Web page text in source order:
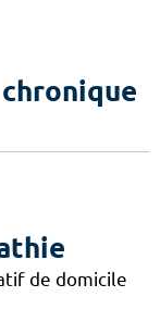
de domicile